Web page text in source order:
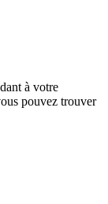
à votre
pouvez trouver